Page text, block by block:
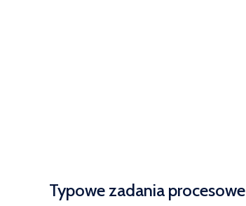
Typowe zadania procesowe